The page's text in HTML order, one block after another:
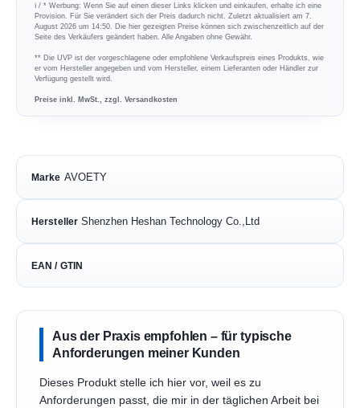
ℹ︎ / * Werbung: Wenn Sie auf einen dieser Links klicken und einkaufen, erhalte ich eine
Provision. Für Sie verändert sich der Preis dadurch nicht. Zuletzt aktualisiert am 7.
August 2026 um 14:50. Die hier gezeigten Preise können sich zwischenzeitlich auf der
Seite des Verkäufers geändert haben. Alle Angaben ohne Gewähr.
** Die UVP ist der vorgeschlagene oder empfohlene Verkaufspreis eines Produkts, wie
er vom Hersteller angegeben und vom Hersteller, einem Lieferanten oder Händler zur
Verfügung gestellt wird.
Preise inkl. MwSt., zzgl. Versandkosten
Marke AVOETY
Hersteller Shenzhen Heshan Technology Co.,Ltd
EAN / GTIN
Aus der Praxis empfohlen – für typische
Anforderungen meiner Kunden
Dieses Produkt stelle ich hier vor, weil es zu
Anforderungen passt, die mir in der täglichen Arbeit bei